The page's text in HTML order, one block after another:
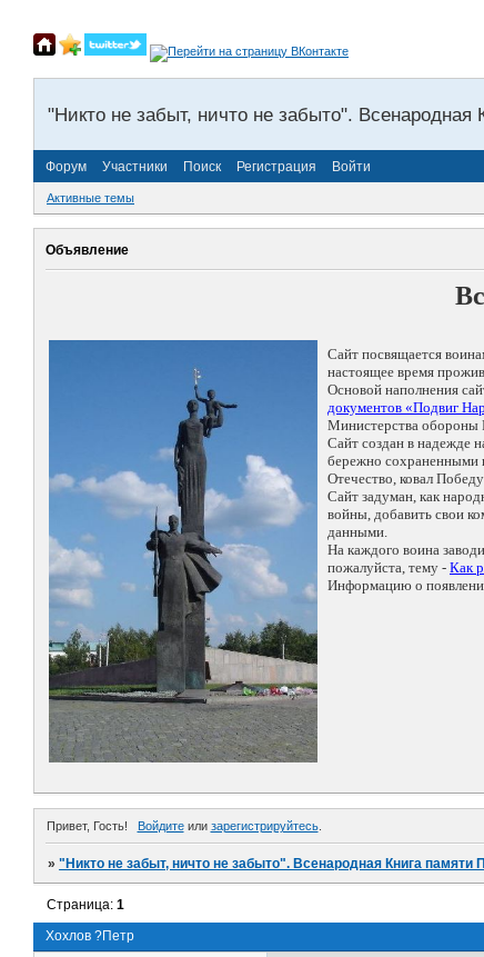
"Никто не забыт, ничто не забыто". Всенародная
Форум Участники Поиск Регистрация Войти
Активные темы
Объявление
Сайт посвящается
настоящее время
Основой наполнения
документов «Подвиг
Министерства
Сайт создан в надежде
бережно сохраненными
Отечество, ковал
Сайт задуман, как
войны, добавить свои
данными.
На каждого воина
пожалуйста, тему - Как
Информацию о
Привет, Гость! Войдитеили зарегистрируйтесь.
»"Никто не забыт, ничто не забыто". Всенародная Книга памяти
Хохлов ?Петр
Страница:1